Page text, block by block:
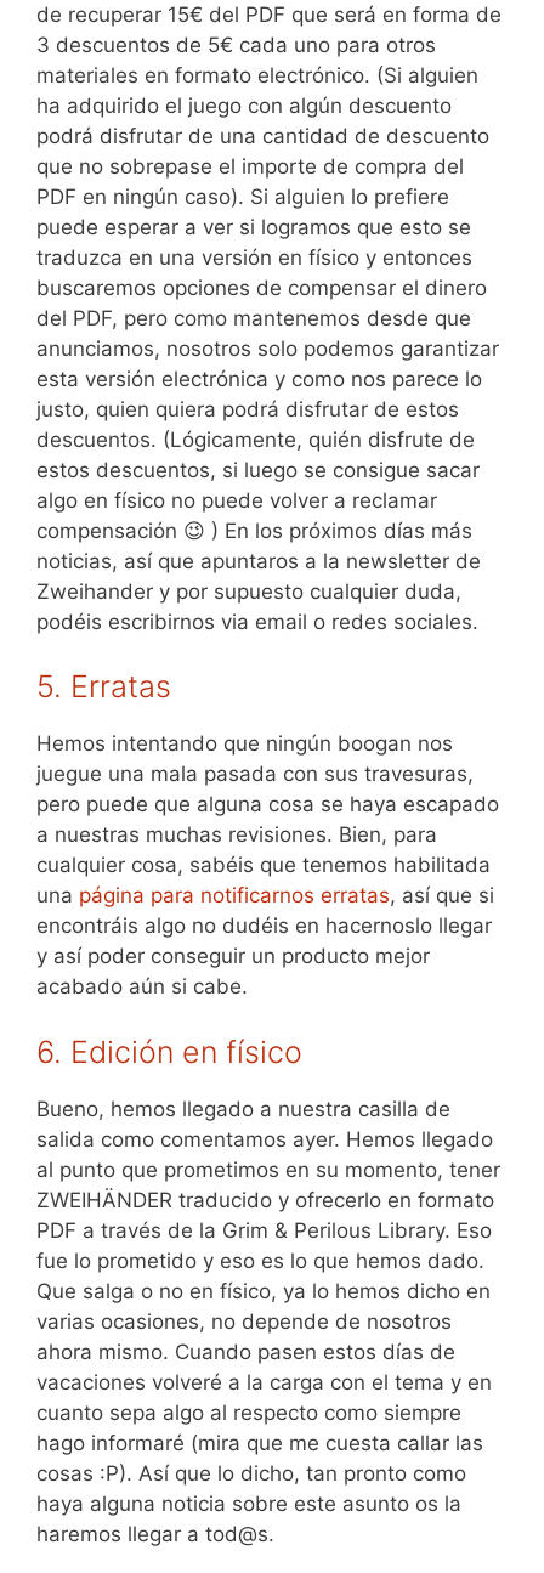
de recuperar 15€ del PDF que será en forma de
3 descuentos de 5€ cada uno para otros
materiales en formato electrónico. (Si alguien
ha adquirido el juego con algún descuento
podrá disfrutar de una cantidad de descuento
que no sobrepase el importe de compra del
PDF en ningún caso). Si alguien lo prefiere
puede esperar a ver si logramos que esto se
traduzca en una versión en físico y entonces
buscaremos opciones de compensar el dinero
del PDF, pero como mantenemos desde que
anunciamos, nosotros solo podemos garantizar
esta versión electrónica y como nos parece lo
justo, quien quiera podrá disfrutar de estos
descuentos. (Lógicamente, quién disfrute de
estos descuentos, si luego se consigue sacar
algo en físico no puede volver a reclamar
compensación 😉 ) En los próximos días más
noticias, así que apuntaros a la newsletter de
Zweihander y por supuesto cualquier duda,
podéis escribirnos via email o redes sociales.
5. Erratas
Hemos intentando que ningún boogan nos
juegue una mala pasada con sus travesuras,
pero puede que alguna cosa se haya escapado
a nuestras muchas revisiones. Bien, para
cualquier cosa, sabéis que tenemos habilitada
una página para notificarnos erratas, así que si
encontráis algo no dudéis en hacernoslo llegar
y así poder conseguir un producto mejor
acabado aún si cabe.
6. Edición en físico
Bueno, hemos llegado a nuestra casilla de
salida como comentamos ayer. Hemos llegado
al punto que prometimos en su momento, tener
ZWEIHÄNDER traducido y ofrecerlo en formato
PDF a través de la Grim & Perilous Library. Eso
fue lo prometido y eso es lo que hemos dado.
Que salga o no en físico, ya lo hemos dicho en
varias ocasiones, no depende de nosotros
ahora mismo. Cuando pasen estos días de
vacaciones volveré a la carga con el tema y en
cuanto sepa algo al respecto como siempre
hago informaré (mira que me cuesta callar las
cosas :P). Así que lo dicho, tan pronto como
haya alguna noticia sobre este asunto os la
haremos llegar a tod@s.